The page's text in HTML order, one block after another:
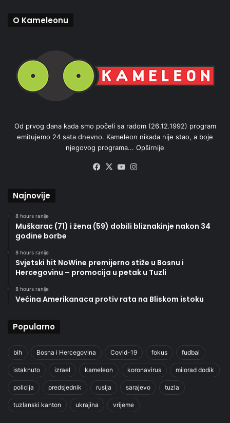
O Kameleonu
Od prvog dana kada smo počeli sa radom (26.12.1992) program
emitujemo 24 sata dnevno. Kameleon nikada nije stao, a boje
njegovog programa... Opširnije
Facebook
X YouTube
Najnovije
8 hours ranije
Muškarac (71) i žena (59) dobili bliznakinje nakon 34
godine borbe
8 hours ranije
Svjetski hit NoWine premijerno stiže u Bosnu i
Hercegovinu – promocija u petak u Tuzli
8 hours ranije
Većina Amerikanaca protiv rata na Bliskom istoku
Popularno
bih Bosna i Hercegovina Covid-19 fokus fudbal
istaknuto izrael kameleon koronavirus milorad dodik
policija predsjednik rusija sarajevo tuzla
tuzlanski kanton ukrajina vrijeme